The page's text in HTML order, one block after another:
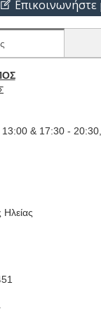
Επικοινωνήστε
& 17:30 - 20:30,